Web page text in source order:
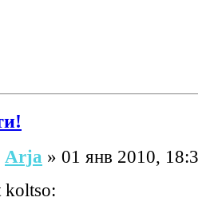
Arja » 01 янв 2010,
koltso: